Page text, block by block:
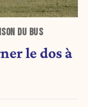
DU BUS
le dos à